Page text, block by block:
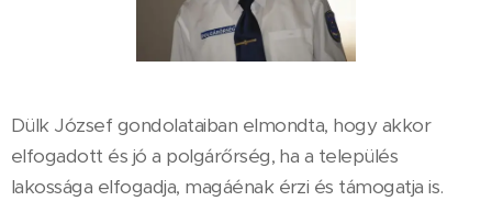
Dülk József gondolataiban elmondta, hogy akkor
elfogadott és jó a polgárőrség, ha a település
lakossága elfogadja, magáénak érzi és támogatja is.